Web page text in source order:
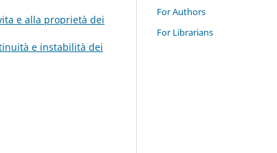
e alla proprietà dei
e instabilità dei
For Authors
For Librarians